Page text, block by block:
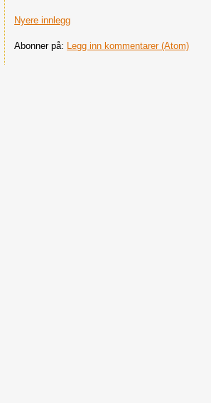
Nyere innlegg
Abonner på: Legg inn kommentarer (Atom)